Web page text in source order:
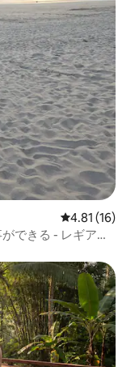
レビュー16
4.81 (16)
できる - レギアン